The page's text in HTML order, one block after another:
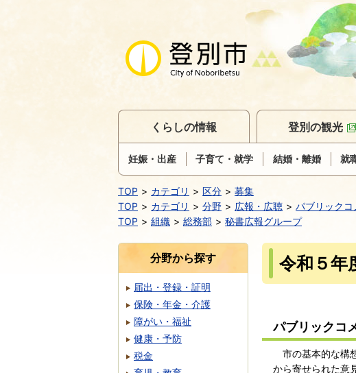
くらしの情報
妊娠・出産 子育て・就学 結婚・離婚 就
登別の観光
TOP カテゴリ 区分
募集
TOP
カテゴリ 分野 広報・広聴
パブリックコ
TOP
組織 総務部 秘書広報グループ
令和５年
パブリックコ
市の基本的な構
から寄せられた意
分野から探す
届出・登録・証明
保険・年金・介護
障がい・福祉
健康・予防
税金